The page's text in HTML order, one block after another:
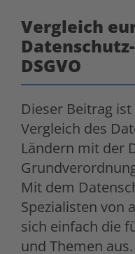
Vergleich
DSGVO
Dieser Beitrag
Vergleich des
Ländern mit der
Mit dem
Spezialisten von
sich einfach die
und Themen aus.